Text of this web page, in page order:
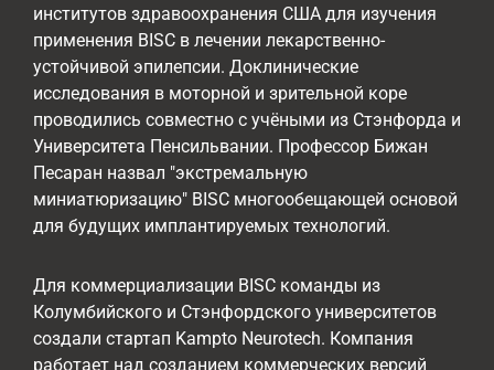
институтов здравоохранения США для изучения
применения BISC в лечении лекарственно-
устойчивой эпилепсии. Доклинические
исследования в моторной и зрительной коре
проводились совместно с учёными из Стэнфорда и
Университета Пенсильвании. Профессор Бижан
Песаран назвал "экстремальную
миниатюризацию" BISC многообещающей основой
для будущих имплантируемых технологий.
Для коммерциализации BISC команды из
Колумбийского и Стэнфордского университетов
создали стартап Kampto Neurotech. Компания
работает над созданием коммерческих версий